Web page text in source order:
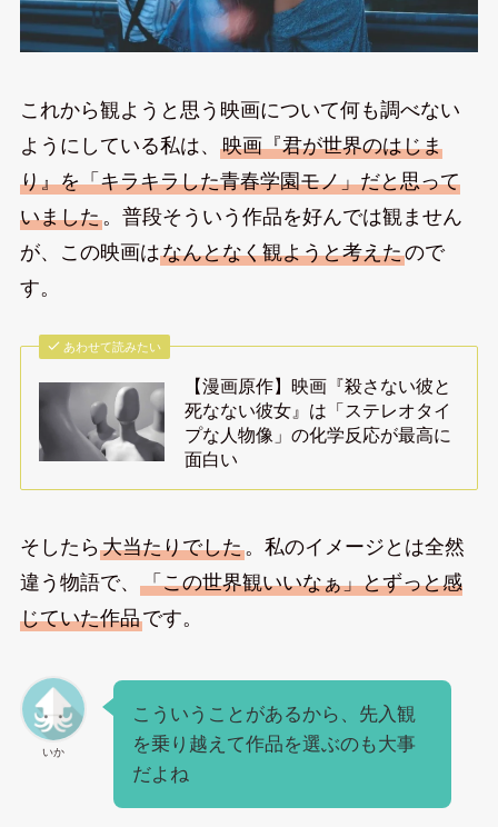
これから観ようと思う映画について何も調べない
ようにしている私は、 映画『君が世界のはじま
り』を「キラキラした青春学園モノ」だと思って
いました。普段そういう作品を好んでは観ません
が、この映画はなんとなく観ようと考えたので
す。
あわせて読みたい
【漫画原作】映画『殺さない彼と
死なない彼女』は「ステレオタイ
プな人物像」の化学反応が最高に
面白い
そしたら大当たりでした。私のイメージとは全然
違う物語で、 「この世界観いいなぁ」とずっと感
じていた作品です。
いか
こういうことがあるから、先入観
を乗り越えて作品を選ぶのも大事
だよね